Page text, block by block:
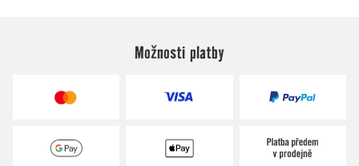
Možnosti platby